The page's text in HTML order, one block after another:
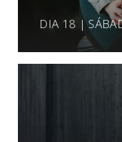
DIA 18 |